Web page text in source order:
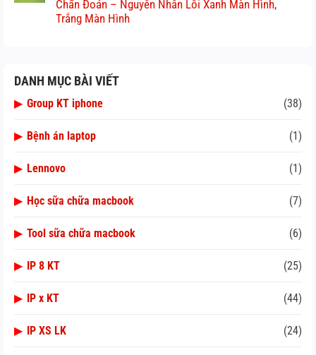
Chẩn Đoán – Nguyên Nhân Lỗi Xanh Màn Hình,
Trắng Màn Hình
DANH MỤC BÀI VIẾT
▶ Group KT iphone (38)
▶ Bệnh án laptop (1)
▶ Lennovo (1)
▶ Học sữa chữa macbook (7)
▶ Tool sữa chữa macbook (6)
▶ IP 8 KT (25)
▶ IP x KT (44)
▶ IP XS LK (24)